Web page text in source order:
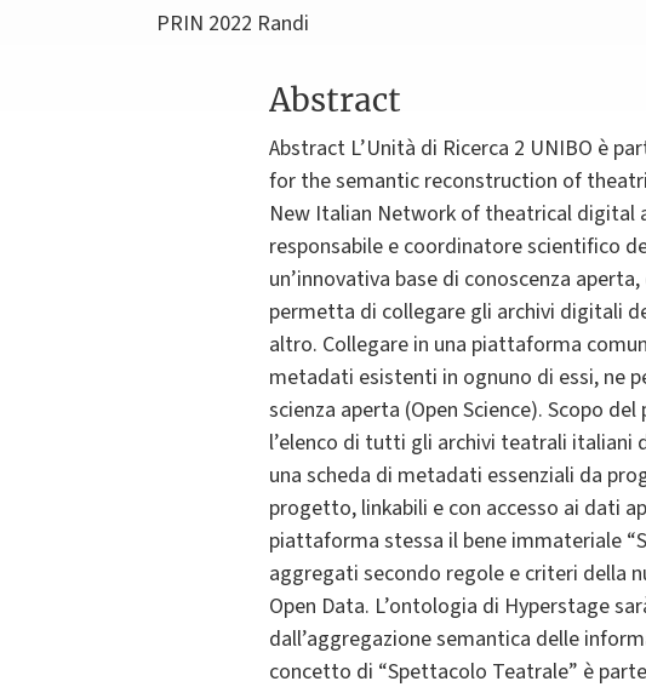
PRIN 2022 Randi
Abstract
Abstract L’Unità di Ricerca 2 UNIBO è
for the semantic reconstruction of
New Italian Network of theatrical digital
responsabile e coordinatore scientifico
un’innovativa base di conoscenza
permetta di collegare gli archivi digitali
altro. Collegare in una piattaforma
metadati esistenti in ognuno di essi, ne
scienza aperta (Open Science). Scopo
l’elenco di tutti gli archivi teatrali italiani
una scheda di metadati essenziali da
progetto, linkabili e con accesso ai dati
piattaforma stessa il bene immateriale
aggregati secondo regole e criteri della
Open Data. L’ontologia di Hyperstage
dall’aggregazione semantica delle
concetto di “Spettacolo Teatrale” è